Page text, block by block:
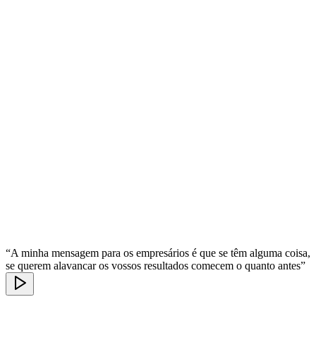
“A minha mensagem para os empresários é que se têm alguma coisa,
se querem alavancar os vossos resultados comecem o quanto antes”